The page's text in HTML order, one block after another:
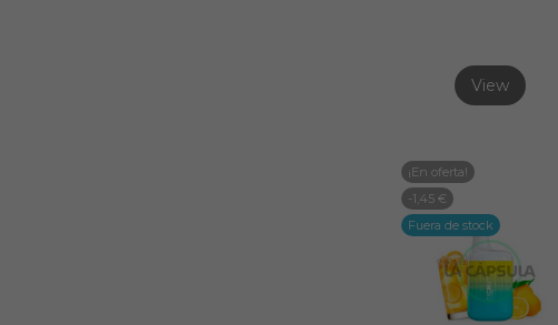
View
¡En oferta!
-1,45 €
Fuera de stock